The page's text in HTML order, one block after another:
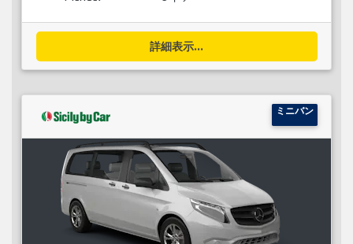
詳細表示...
ミニバン